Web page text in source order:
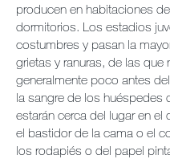
producen en habitaciones
dormitorios. Los estadios
costumbres y pasan la
grietas y ranuras, de las que
generalmente poco antes
la sangre de los huéspedes
estarán cerca del lugar en
el bastidor de la cama o el
los rodapiés o del papel